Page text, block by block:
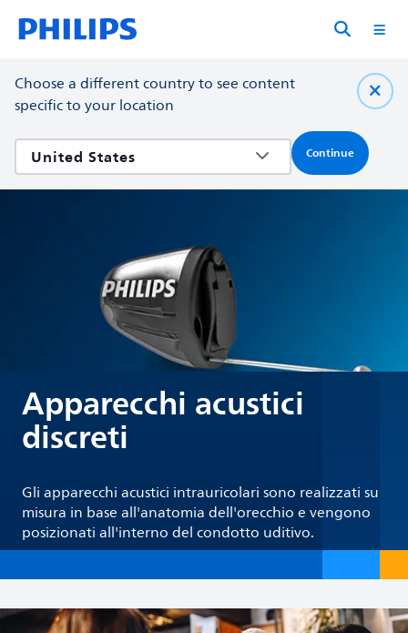
Choose a different country to see content
specific to your location
Continue
Apparecchi acustici
discreti
Gli apparecchi acustici intrauricolari sono realizzati su
misura in base all'anatomia dell'orecchio e vengono
posizionati all'interno del condotto uditivo.